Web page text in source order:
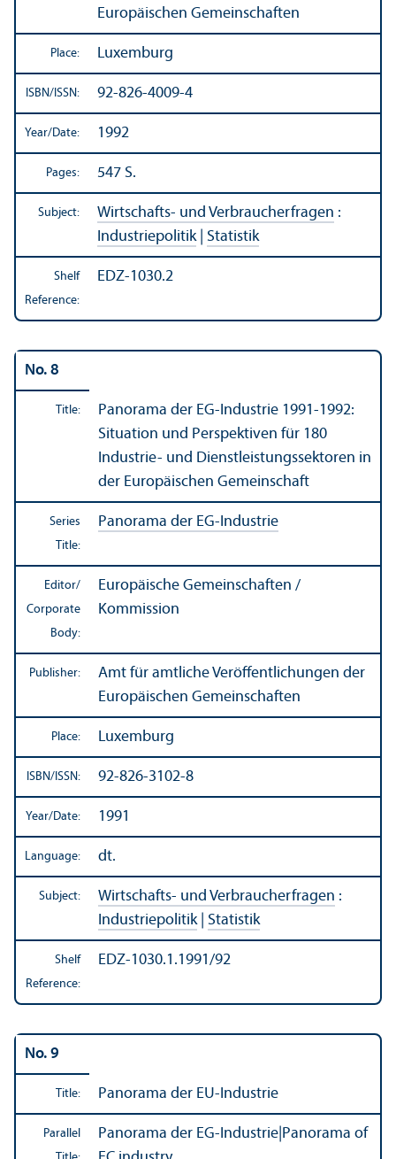
Europäischen Gemeinschaften
Place: Luxemburg
ISBN/ISSN: 92-826-4009-4
Year/Date: 1992
Pages: 547 S.
Subject: Wirtschafts- und Verbraucherfragen :
Industriepolitik| Statistik
Shelf
Reference:
EDZ-1030.2
No. 8
Title:
Panorama der EG-Industrie 1991-1992:
Situation und Perspektiven für 180
Industrie- und Dienstleistungssektoren in
der Europäischen Gemeinschaft
Series
Title:
Panorama der EG-Industrie
Editor/
Corporate
Body:
Europäische Gemeinschaften /
Kommission
Publisher:
Amt für amtliche Veröffentlichungen der
Europäischen Gemeinschaften
Place: Luxemburg
ISBN/ISSN: 92-826-3102-8
Year/Date: 1991
Language: dt.
Subject: Wirtschafts- und Verbraucherfragen :
Industriepolitik| Statistik
Shelf
Reference:
EDZ-1030.1.1991/92
No. 9
Title: Panorama der EU-Industrie
Parallel
Panorama der EG-Industrie Panorama of